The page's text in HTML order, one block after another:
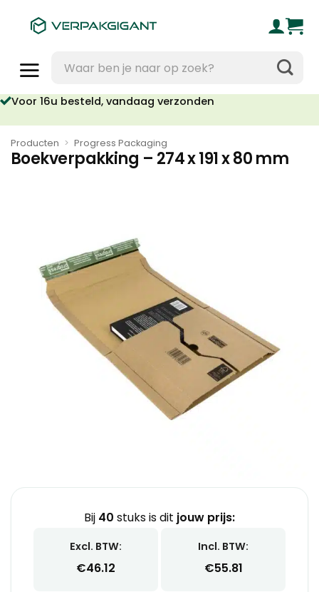
naar:
16u besteld, vandaag verzonden
Geen orderkosten vanaf €95
Producten > Progress Packaging
Boekverpakking – 274 x 191 x 80 mm
Bij 40 stuks is dit jouw prijs:
Excl. BTW:
€46.12
Incl. BTW:
€55.81